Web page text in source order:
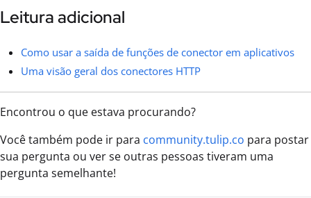
Leitura adicional
Como usar a saída de funções de conector em aplicativos
Uma visão geral dos conectores HTTP
Encontrou o que estava procurando?
Você também pode ir para community.tulip.co para postar
sua pergunta ou ver se outras pessoas tiveram uma
pergunta semelhante!